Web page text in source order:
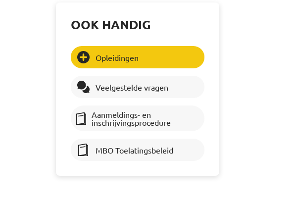
OOK HANDIG
Opleidingen
Veelgestelde vragen
Aanmeldings- en
inschrijvingsprocedure
MBO Toelatingsbeleid